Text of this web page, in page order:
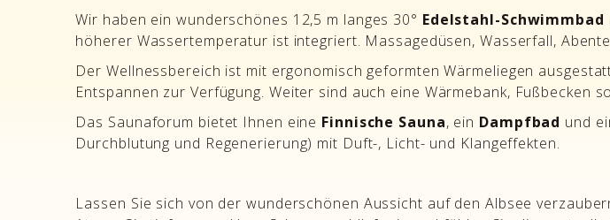
Wir haben ein wunderschönes 12,5 m langes 30° Edelstahl-Schwimmbad
höherer Wassertemperatur ist integriert. Massagedüsen, Wasserfall,
Der Wellnessbereich ist mit ergonomisch geformten Wärmeliegen
Entspannen zur Verfügung. Weiter sind auch eine Wärmebank, Fußbecken
Das Saunaforum bietet Ihnen eine Finnische Sauna, ein Dampfbad und
Durchblutung und Regenerierung) mit Duft-, Licht- und Klangeffekten.
Lassen Sie sich von der wunderschönen Aussicht auf den Albsee